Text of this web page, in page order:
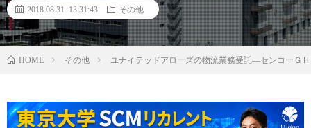
2018.08.31 13:31:43 その他
HOME その他 ユナイテッドアローズの物流業務受託―センコーＧ